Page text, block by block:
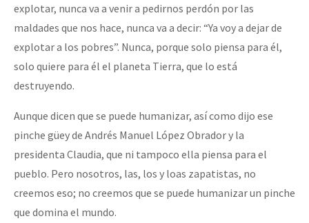
Video
Otras secciones
Semillero Guerra contra la Humanidad. (Las poblaciones y
la naturaleza bajo asedio)
Libros para descargar
Medios Libres
Eventos
explotar, nunca va a venir a pedirnos perdón por las
maldades que nos hace, nunca va a decir: “Ya voy a dejar de
explotar a los pobres”. Nunca, porque solo piensa para él,
solo quiere para él el planeta Tierra, que lo está
destruyendo.
Aunque dicen que se puede humanizar, así como dijo ese
pinche güey de Andrés Manuel López Obrador y la
presidenta Claudia, que ni tampoco ella piensa para el
pueblo. Pero nosotros, las, los y loas zapatistas, no
creemos eso; no creemos que se puede humanizar un pinche
que domina el mundo.